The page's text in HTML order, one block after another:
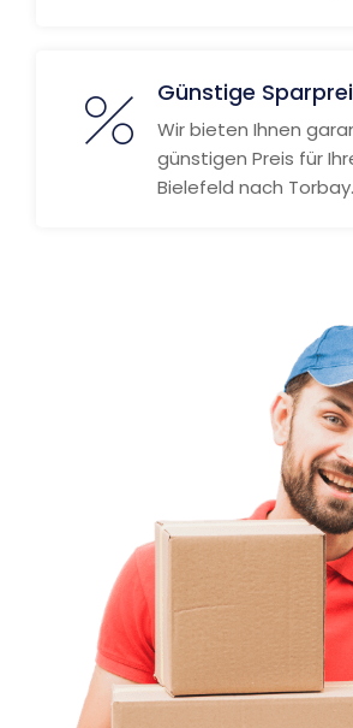
Günstige
Wir bieten Ihnen
günstigen Preis für
Bielefeld nach Torbay.